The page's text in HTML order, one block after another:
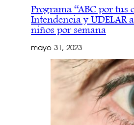
Programa “ABC por tus
Intendencia y UDELAR
niños por semana
mayo 31, 2023